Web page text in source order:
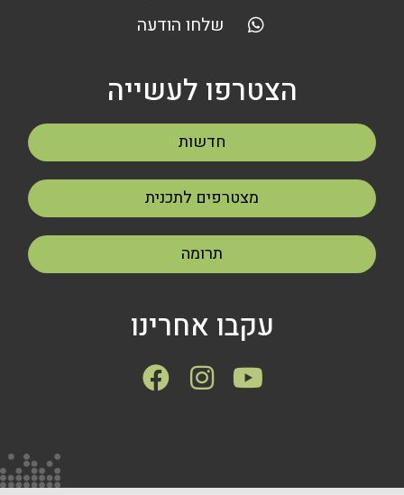
שלחו הודעה
הצטרפו לעשייה
חדשות
מצטרפים לתכנית
תרומה
עקבו אחרינו